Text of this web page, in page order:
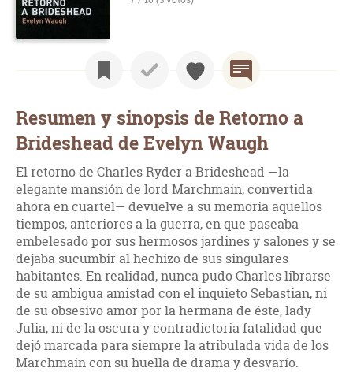
Resumen y sinopsis de Retorno a
Brideshead de Evelyn Waugh
El retorno de Charles Ryder a Brideshead —la
elegante mansión de lord Marchmain, convertida
ahora en cuartel— devuelve a su memoria aquellos
tiempos, anteriores a la guerra, en que paseaba
embelesado por sus hermosos jardines y salones y se
dejaba sucumbir al hechizo de sus singulares
habitantes. En realidad, nunca pudo Charles librarse
de su ambigua amistad con el inquieto Sebastian, ni
de su obsesivo amor por la hermana de éste, lady
Julia, ni de la oscura y contradictoria fatalidad que
dejó marcada para siempre la atribulada vida de los
Marchmain con su huella de drama y desvarío.